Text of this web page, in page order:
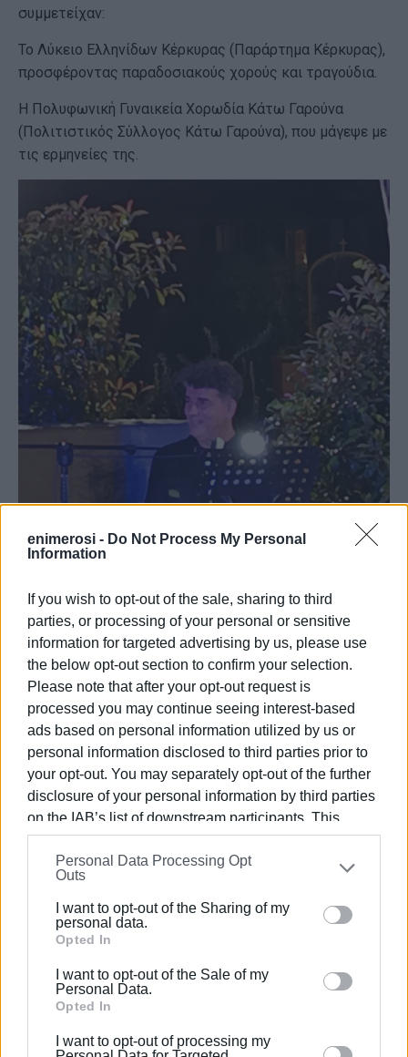
enimerosi - Do Not Process My Personal
Information
If you wish to opt-out of the sale, sharing to third
parties, or processing of your personal or sensitive
information for targeted advertising by us, please use
the below opt-out section to confirm your selection.
Please note that after your opt-out request is
processed you may continue seeing interest-based
ads based on personal information utilized by us or
personal information disclosed to third parties prior to
your opt-out. You may separately opt-out of the further
disclosure of your personal information by third parties
on the IAB’s list of downstream participants. This
information may also be disclosed by us to third parties
on theIAB’s List of Downstream Participants
that may
further disclose it to other third parties.
Please note that this website/app uses one or more
Google services and may gather and store information
behaviour. You may click to grant or deny consent to
Google and its third-party tags to use your data for
section.
Personal Data Processing Opt
Outs
I want to opt-out of the Sharing of my
personal data.
Opted In
I want to opt-out of the Sale of my
Personal Data.
Opted In
I want to opt-out of processing my
συμμετείχαν:
Το Λύκειο Ελληνίδων Κέρκυρας (Παράρτημα Κέρκυρας),
προσφέροντας παραδοσιακούς χορούς και τραγούδια.
Η Πολυφωνική Γυναικεία Χορωδία Κάτω Γαρούνα
(Πολιτιστικός Σύλλογος Κάτω Γαρούνα), που μάγεψε με
τις ερμηνείες της.